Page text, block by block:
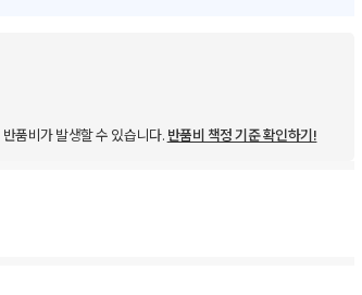
품비가 발생할 수 있습니다. 반품비 책정 기준 확인하기!